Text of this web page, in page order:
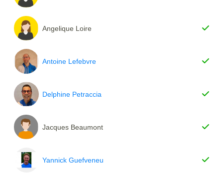
Angelique Loire
Antoine Lefebvre
Delphine Petraccia
Jacques Beaumont
Yannick Guefveneu